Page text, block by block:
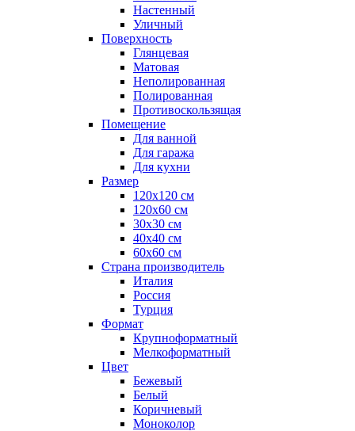
Настенный
Уличный
Поверхность
Глянцевая
Матовая
Неполированная
Полированная
Противоскользящая
Помещение
Для ванной
Для гаража
Для кухни
Размер
120x120 см
120x60 см
30x30 см
40x40 см
60x60 см
Страна производитель
Италия
Россия
Турция
Формат
Крупноформатный
Мелкоформатный
Цвет
Бежевый
Белый
Коричневый
Моноколор